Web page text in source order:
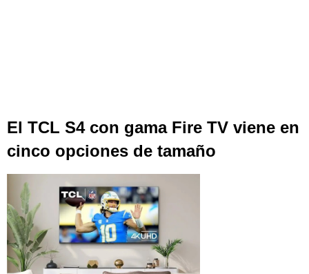
El TCL S4 con gama Fire TV viene en
cinco opciones de tamaño